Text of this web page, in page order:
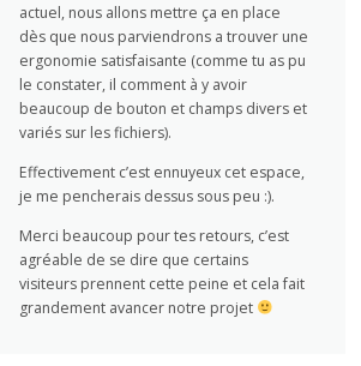
actuel, nous allons mettre ça en place
dès que nous parviendrons a trouver une
ergonomie satisfaisante (comme tu as pu
le constater, il comment à y avoir
beaucoup de bouton et champs divers et
variés sur les fichiers).
Effectivement c’est ennuyeux cet espace,
je me pencherais dessus sous peu :).
Merci beaucoup pour tes retours, c’est
agréable de se dire que certains
visiteurs prennent cette peine et cela fait
grandement avancer notre projet